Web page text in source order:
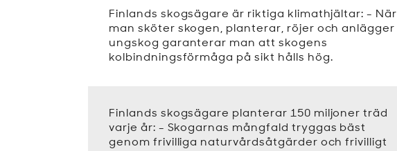
Finlands skogsägare är riktiga klimathjältar: - När
man sköter skogen, planterar, röjer och anlägger
ungskog garanterar man att skogens
kolbindningsförmåga på sikt hålls hög.
Finlands skogsägare planterar 150 miljoner träd
varje år: - Skogarnas mångfald tryggas bäst
genom frivilliga naturvårdsåtgärder och frivilligt